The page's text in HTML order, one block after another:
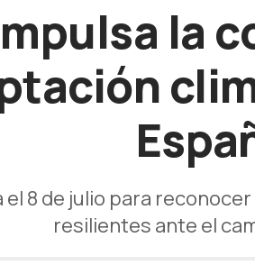
la
8 de julio para
resilientes ante el